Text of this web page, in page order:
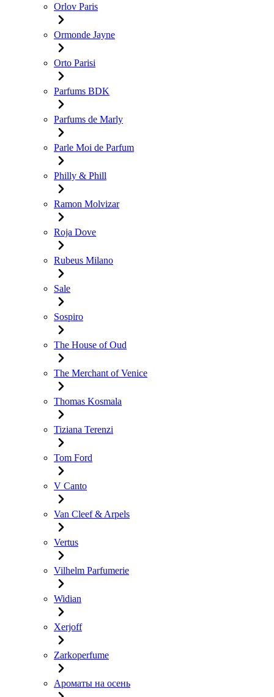
Orlov Paris
Ormonde Jayne
Orto Parisi
Parfums BDK
Parfums de Marly
Parle Moi de Parfum
Philly & Phill
Ramon Molvizar
Roja Dove
Rubeus Milano
Sale
Sospiro
The House of Oud
The Merchant of Venice
Thomas Kosmala
Tiziana Terenzi
Tom Ford
V Canto
Van Cleef & Arpels
Vertus
Vilhelm Parfumerie
Widian
Xerjoff
Zarkoperfume
Ароматы на осень